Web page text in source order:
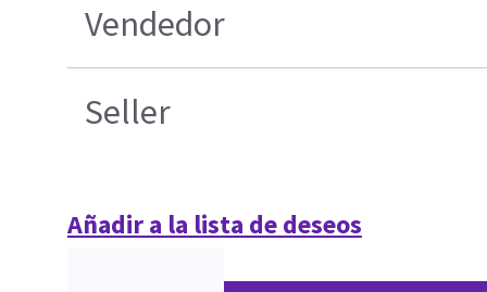
Vendedor
Seller
Añadir a la lista de deseos